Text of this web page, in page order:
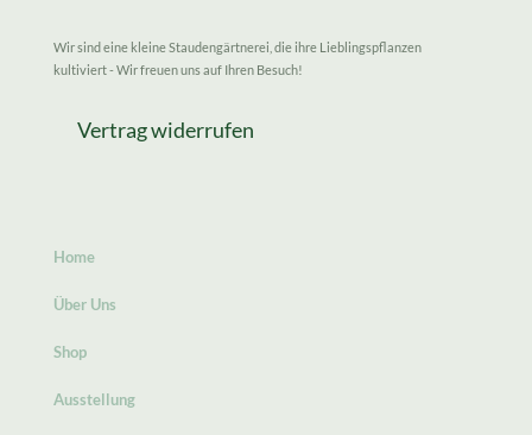
Wir sind eine kleine Staudengärtnerei, die ihre Lieblingspflanzen
kultiviert - Wir freuen uns auf Ihren Besuch!
Vertrag widerrufen
Home
Über Uns
Shop
Ausstellung